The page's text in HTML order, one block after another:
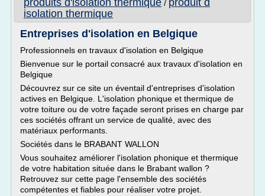
produits d'isolation thermique / produit d
isolation thermique
Entreprises d'isolation en Belgique
Professionnels en travaux d'isolation en Belgique
Bienvenue sur le portail consacré aux travaux d'isolation en
Belgique
Découvrez sur ce site un éventail d'entreprises d'isolation
actives en Belgique. L'isolation phonique et thermique de
votre toiture ou de votre façade seront prises en charge par
ces sociétés offrant un service de qualité, avec des
matériaux performants.
Sociétés dans le BRABANT WALLON
Vous souhaitez améliorer l'isolation phonique et thermique
de votre habitation située dans le Brabant wallon ?
Retrouvez sur cette page l'ensemble des sociétés
compétentes et fiables pour réaliser votre projet.